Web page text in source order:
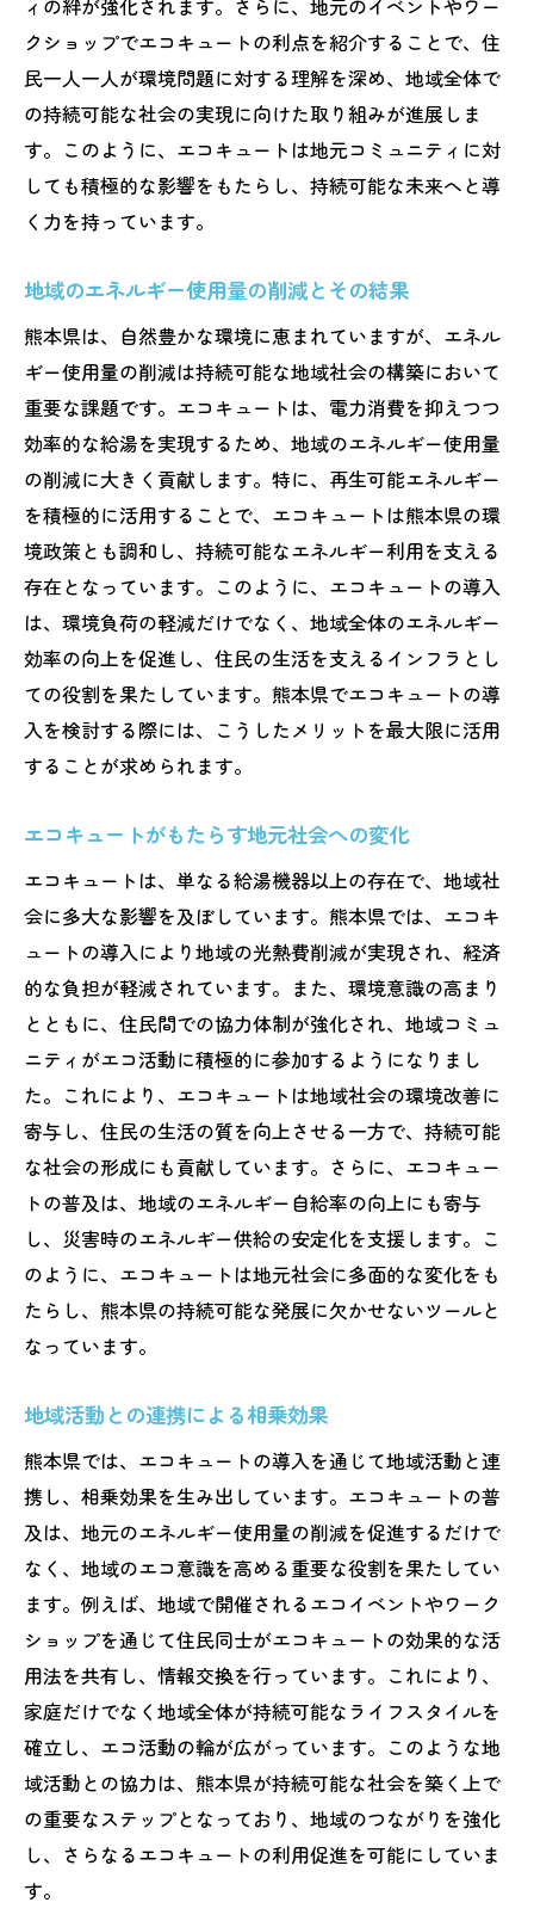
クショップでエコキュートの利点を紹介することで、住
民一人一人が環境問題に対する理解を深め、地域全体で
の持続可能な社会の実現に向けた取り組みが進展しま
す。このように、エコキュートは地元コミュニティに対
しても積極的な影響をもたらし、持続可能な未来へと導
く力を持っています。
地域のエネルギー使用量の削減とその結果
熊本県は、自然豊かな環境に恵まれていますが、エネル
ギー使用量の削減は持続可能な地域社会の構築において
重要な課題です。エコキュートは、電力消費を抑えつつ
効率的な給湯を実現するため、地域のエネルギー使用量
の削減に大きく貢献します。特に、再生可能エネルギー
を積極的に活用することで、エコキュートは熊本県の環
境政策とも調和し、持続可能なエネルギー利用を支える
存在となっています。このように、エコキュートの導入
は、環境負荷の軽減だけでなく、地域全体のエネルギー
効率の向上を促進し、住民の生活を支えるインフラとし
ての役割を果たしています。熊本県でエコキュートの導
入を検討する際には、こうしたメリットを最大限に活用
することが求められます。
エコキュートがもたらす地元社会への変化
エコキュートは、単なる給湯機器以上の存在で、地域社
会に多大な影響を及ぼしています。熊本県では、エコキ
ュートの導入により地域の光熱費削減が実現され、経済
的な負担が軽減されています。また、環境意識の高まり
とともに、住民間での協力体制が強化され、地域コミュ
ニティがエコ活動に積極的に参加するようになりまし
た。これにより、エコキュートは地域社会の環境改善に
寄与し、住民の生活の質を向上させる一方で、持続可能
な社会の形成にも貢献しています。さらに、エコキュー
トの普及は、地域のエネルギー自給率の向上にも寄与
し、災害時のエネルギー供給の安定化を支援します。こ
のように、エコキュートは地元社会に多面的な変化をも
たらし、熊本県の持続可能な発展に欠かせないツールと
なっています。
地域活動との連携による相乗効果
熊本県では、エコキュートの導入を通じて地域活動と連
携し、相乗効果を生み出しています。エコキュートの普
及は、地元のエネルギー使用量の削減を促進するだけで
なく、地域のエコ意識を高める重要な役割を果たしてい
ます。例えば、地域で開催されるエコイベントやワーク
ショップを通じて住民同士がエコキュートの効果的な活
用法を共有し、情報交換を行っています。これにより、
家庭だけでなく地域全体が持続可能なライフスタイルを
確立し、エコ活動の輪が広がっています。このような地
域活動との協力は、熊本県が持続可能な社会を築く上で
の重要なステップとなっており、地域のつながりを強化
し、さらなるエコキュートの利用促進を可能にしていま
す。